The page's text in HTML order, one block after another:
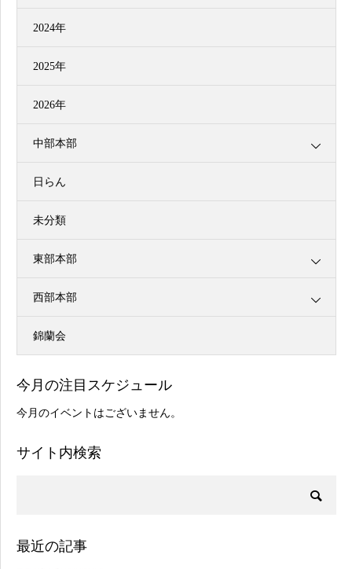
2024年
2025年
2026年
中部本部
日らん
未分類
東部本部
西部本部
錦蘭会
今月の注目スケジュール
今月のイベントはございません。
サイト内検索
最近の記事